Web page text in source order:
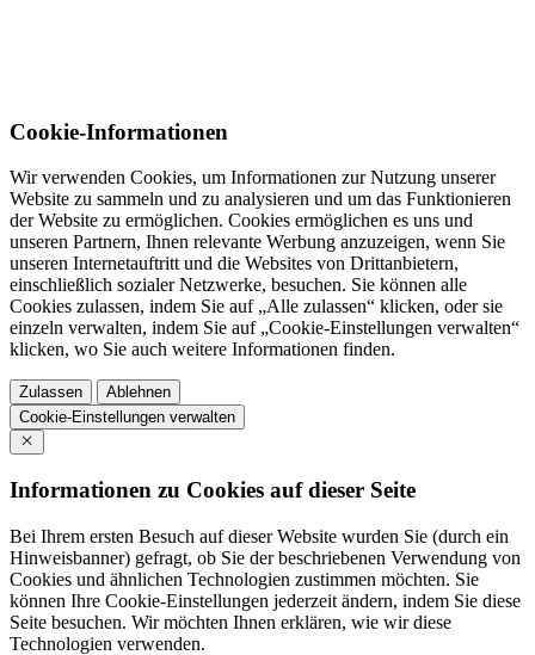
Cookie-Informationen
Wir verwenden Cookies, um Informationen zur Nutzung unserer
Website zu sammeln und zu analysieren und um das Funktionieren
der Website zu ermöglichen. Cookies ermöglichen es uns und
unseren Partnern, Ihnen relevante Werbung anzuzeigen, wenn Sie
unseren Internetauftritt und die Websites von Drittanbietern,
einschließlich sozialer Netzwerke, besuchen. Sie können alle
Cookies zulassen, indem Sie auf „Alle zulassen“ klicken, oder sie
einzeln verwalten, indem Sie auf „Cookie-Einstellungen verwalten“
klicken, wo Sie auch weitere Informationen finden.
Zulassen
Ablehnen
Cookie-Einstellungen verwalten
Informationen zu Cookies auf dieser Seite
Bei Ihrem ersten Besuch auf dieser Website wurden Sie (durch ein
Hinweisbanner) gefragt, ob Sie der beschriebenen Verwendung von
Cookies und ähnlichen Technologien zustimmen möchten. Sie
können Ihre Cookie-Einstellungen jederzeit ändern, indem Sie diese
Seite besuchen. Wir möchten Ihnen erklären, wie wir diese
Technologien verwenden.